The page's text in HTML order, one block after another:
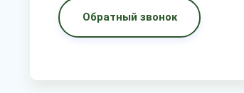
Обратный звонок